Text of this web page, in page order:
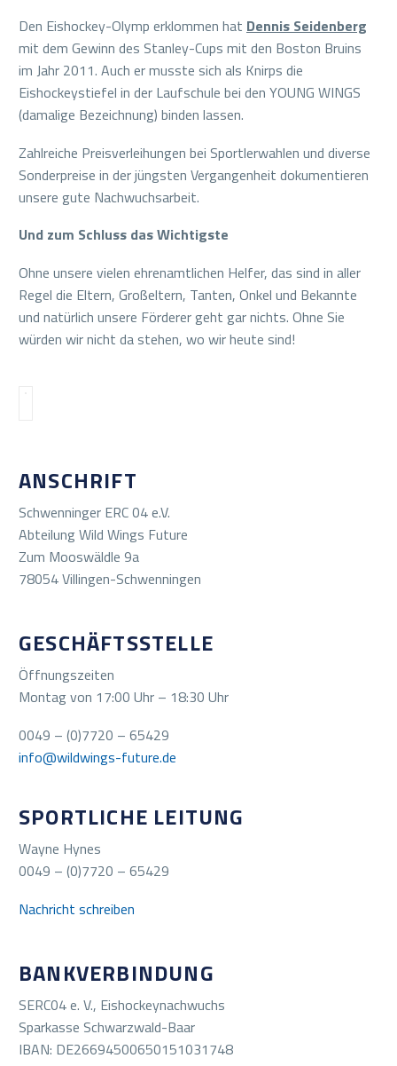
Den Eishockey-Olymp erklommen hat Dennis Seidenberg
mit dem Gewinn des Stanley-Cups mit den Boston Bruins
im Jahr 2011. Auch er musste sich als Knirps die
Eishockeystiefel in der Laufschule bei den YOUNG WINGS
(damalige Bezeichnung) binden lassen.
Zahlreiche Preisverleihungen bei Sportlerwahlen und diverse
Sonderpreise in der jüngsten Vergangenheit dokumentieren
unsere gute Nachwuchsarbeit.
Und zum Schluss das Wichtigste
Ohne unsere vielen ehrenamtlichen Helfer, das sind in aller
Regel die Eltern, Großeltern, Tanten, Onkel und Bekannte
und natürlich unsere Förderer geht gar nichts. Ohne Sie
würden wir nicht da stehen, wo wir heute sind!
ANSCHRIFT
Schwenninger ERC 04 e.V.
Abteilung Wild Wings Future
Zum Mooswäldle 9a
78054 Villingen-Schwenningen
GESCHÄFTSSTELLE
Öffnungszeiten
Montag von 17:00 Uhr – 18:30 Uhr
0049 – (0)7720 – 65429
info@wildwings-future.de
SPORTLICHE LEITUNG
Wayne Hynes
0049 – (0)7720 – 65429
Nachricht schreiben
BANKVERBINDUNG
SERC04 e. V., Eishockeynachwuchs
Sparkasse Schwarzwald-Baar
IBAN: DE26694500650151031748